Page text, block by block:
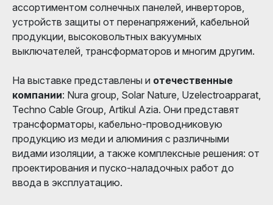
ассортиментом солнечных панелей, инверторов,
устройств защиты от перенапряжений, кабельной
продукции, высоковольтных вакуумных
выключателей, трансформаторов и многим другим.
На выставке представлены и отечественные
компании: Nura group, Solar Nature, Uzelectroapparat,
Techno Cable Group, Artikul Azia. Они представят
трансформаторы, кабельно-проводниковую
продукцию из меди и алюминия с различными
видами изоляции, а также комплексные решения: от
проектирования и пуско-наладочных работ до
ввода в эксплуатацию.